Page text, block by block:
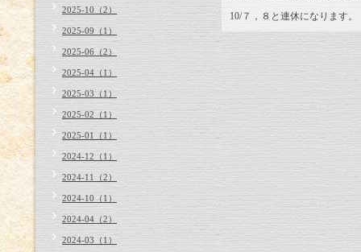
10/７，８と連休になります。
2025-10（2）
2025-09（1）
2025-06（2）
2025-04（1）
2025-03（1）
2025-02（1）
2025-01（1）
2024-12（1）
2024-11（2）
2024-10（1）
2024-04（2）
2024-03（1）